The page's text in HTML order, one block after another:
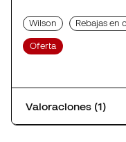
Wilson Rebajas en
Oferta
Valoraciones (1)